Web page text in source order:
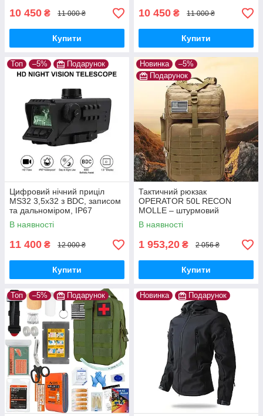
10 450 ₴ 11 000 ₴
Купити
10 450 ₴ 11 000 ₴
Купити
Топ –5% Подарунок
Цифровий нічний приціл
MS32 3,5x32 з BDC, записом
та дальноміром, IP67
В наявності
11 400 ₴ 12 000 ₴
Купити
Новинка
–5%
Подарунок
Тактичний рюкзак
OPERATOR 50L RECON
MOLLE – штурмовий
військовий рюкзак для
розвідки, автономних місій та
виживання + подарунок
В наявності
1 953,20 ₴ 2 056 ₴
Купити
Топ –5% Подарунок Новинка Подарунок